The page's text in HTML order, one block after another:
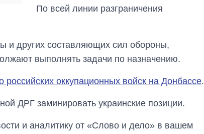
По всей линии разграничения
и других составляющих сил обороны,
выполнять задачи по назначению.
российских оккупационных войск на Донбассе.
ДРГ заминировать украинские позиции.
и аналитику от «Слово и дело» в вашем